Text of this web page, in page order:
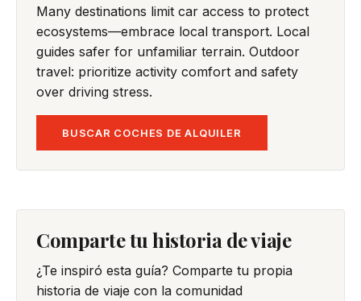
Many destinations limit car access to protect
ecosystems—embrace local transport. Local
guides safer for unfamiliar terrain. Outdoor
travel: prioritize activity comfort and safety
over driving stress.
BUSCAR COCHES DE ALQUILER
Comparte tu historia de viaje
¿Te inspiró esta guía? Comparte tu propia
historia de viaje con la comunidad